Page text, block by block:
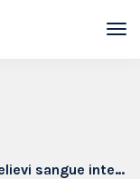
sangue intero in sede